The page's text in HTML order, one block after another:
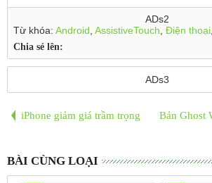
ADs2
Từ khóa:Android ,AssistiveTouch ,Điện thoại
Chia sẻ lên:
ADs3
iPhone giảm giá trầm trọng
Bản Ghost
BÀI CÙNG LOẠI